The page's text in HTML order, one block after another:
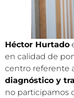
Héctor Hurtado
en calidad de
centro referente
diagnóstico y
no participamos